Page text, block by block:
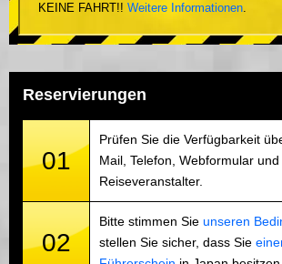
KEINE FAHRT!! Weitere Informationen.
Reservierungen
01
Prüfen Sie die Verfügbarkeit
Mail, Telefon, Webformular
Reiseveranstalter.
02
Bitte stimmen Sie unseren
stellen Sie sicher, dass Sie